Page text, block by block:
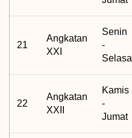
21
Angkatan
XXI
Senin
-
Selasa
22
Angkatan
XXII
Kamis
-
Jumat